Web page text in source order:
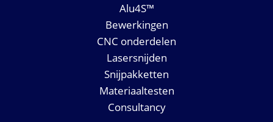
Alu4S™
Bewerkingen
CNC onderdelen
Lasersnijden
Snijpakketten
Materiaaltesten
Consultancy